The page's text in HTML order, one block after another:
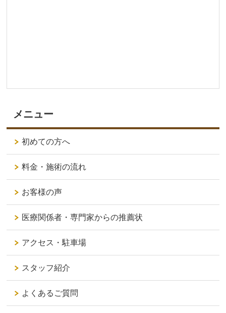
メニュー
初めての方へ
料金・施術の流れ
お客様の声
医療関係者・専門家からの推薦状
アクセス・駐車場
スタッフ紹介
よくあるご質問